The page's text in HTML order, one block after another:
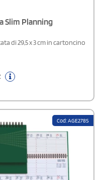
Slim Planning
di 29,5 x 3 cm in cartoncino
Cod: AGE278S